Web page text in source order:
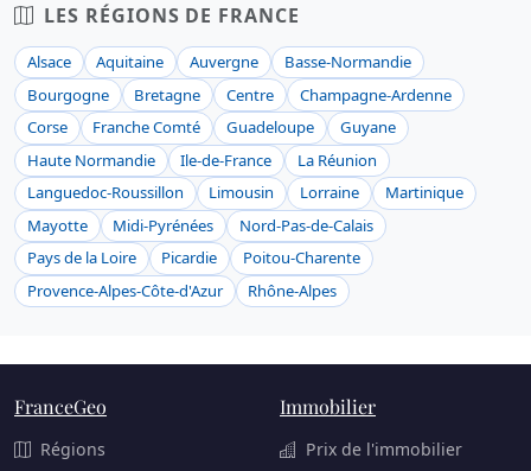
LES RÉGIONS DE FRANCE
Alsace Aquitaine Auvergne
Basse-Normandie
Bourgogne
Bretagne Centre
Champagne-Ardenne
Corse
Franche Comté Guadeloupe
Guyane
Haute Normandie
Ile-de-France
La Réunion
Languedoc-Roussillon
Limousin Lorraine
Martinique
Mayotte
Midi-Pyrénées
Nord-Pas-de-Calais
Pays de la Loire
Picardie
Poitou-Charente
Provence-Alpes-Côte-d'Azur
Rhône-Alpes
FranceGeo
Régions
Immobilier
Prix de l'immobilier